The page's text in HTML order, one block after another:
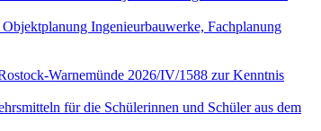
Ingenieurbauwerke, Fachplanung
Warnemünde 2026/IV/1588 zur Kenntnis
für die Schülerinnen und Schüler aus dem